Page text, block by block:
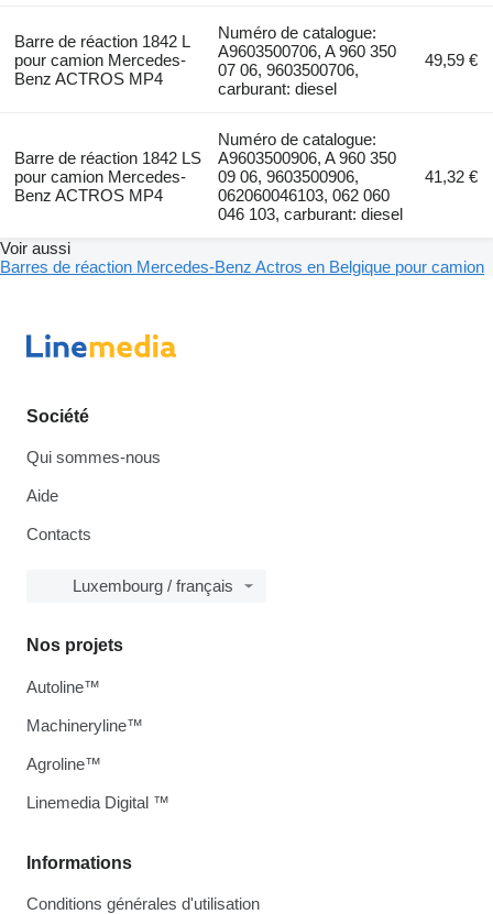
Barre de réaction 1842 L
pour camion Mercedes-
Benz ACTROS MP4
Numéro de catalogue:
A9603500706, A 960 350
07 06, 9603500706,
carburant: diesel
49,59 €
Barre de réaction 1842 LS
pour camion Mercedes-
Benz ACTROS MP4
Numéro de catalogue:
A9603500906, A 960 350
09 06, 9603500906,
062060046103, 062 060
046 103, carburant: diesel
41,32 €
Voir aussi
Barres de réaction Mercedes-Benz Actros en Belgique pour camion
Société
Qui sommes-nous
Aide
Contacts
Luxembourg / français
Informations
Conditions générales d'utilisation
Nos projets
Autoline™
Machineryline™
Agroline™
Linemedia Digital ™